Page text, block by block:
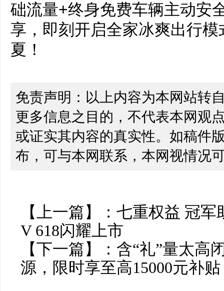
础流量+终身免费车辆主动安
享，即刻开启全家冰爽出行
夏！
免责声明：以上内容为本网站转
更多信息之目的，不代表本网观
或证实其内容的真实性。如稿件
布，可与本网联系，本网视情况
【上一篇】： 七重权益 冠军
V 618闪耀上市
【下一篇】： 含“礼”量太高
源，限时享至高15000元补